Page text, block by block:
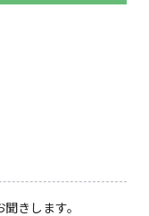
きします。